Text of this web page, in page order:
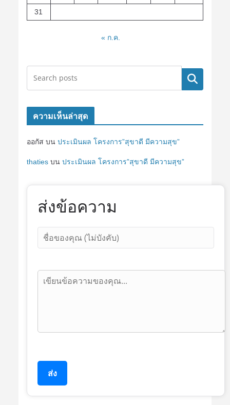
31
« ก.ค.
ค้นหา
ความเห็นล่าสุด
ออกัส บน ประเมินผล โครงการ”สุขาดี มีความสุข”
thatiesบน ประเมินผล โครงการ”สุขาดี มีความสุข”
ส่งข้อความ
ส่ง